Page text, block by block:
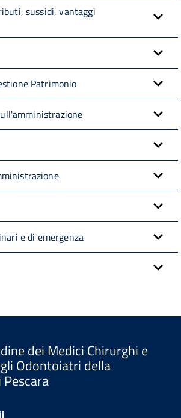
sussidi, vantaggi
Patrimonio
e di emergenza
dei Medici Chirurghi e
Odontoiatri della